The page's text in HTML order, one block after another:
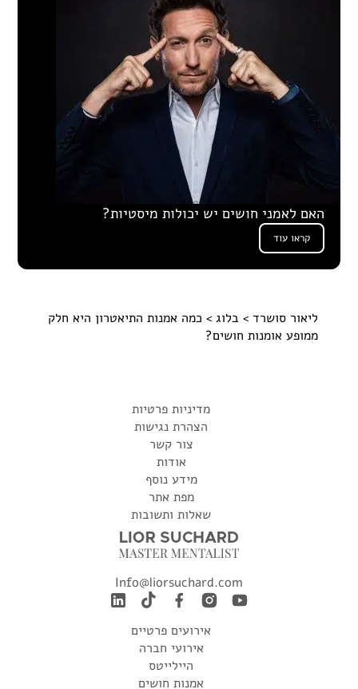
האם לאמני חושים יש יכולות מיסטיות?
קראו עוד
ליאור סושרד > בלוג > כמה אמנות התיאטרון היא חלק
ממופע אומנות חושים?
מדיניות פרטיות
הצהרת נגישות
צור קשר
אודות
מידע נוסף
מפת אתר
שאלות ותשובות
Info@liorsuchard.com
אירועים פרטיים
אירועי חברה
היילייטס
אמנות חושים